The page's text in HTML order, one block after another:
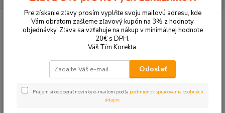
Tonery a náplne do tlačiarní Hewlett Packard
HP DeskJet
DeskJet 2545
DeskJet 2545
Upresniť parametre
Pre získanie zľavy prosím vyplňte svoju mailovú adresu, kde
Vám obratom zašleme zľavový kupón na 3% z hodnoty
objednávky. Zľava sa vzťahuje na nákup v minimálnej hodnote
20€ s DPH.
Váš Tím Korekta.
Odoslať
Prajem si odoberať novinky e-mailom podľa podmienok spracovania osobných
údajov.